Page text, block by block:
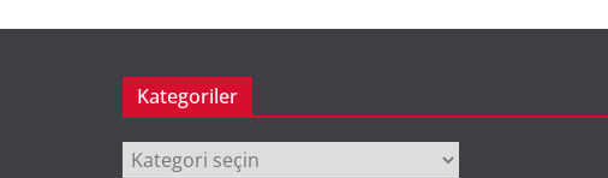
Kategoriler
Kategoriler